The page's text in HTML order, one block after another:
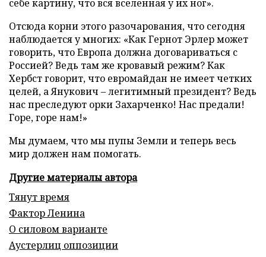
себе картину, что вся вселенная у их ног».
Отсюда корни этого разочарования, что сегодня
наблюдается у многих: «Как Гернот Эрлер может
говорить, что Европа должна договариваться с
Россией? Ведь там же кровавый режим? Как
Хербст говорит, что евромайдан не имеет четких
целей, а Янукович – легитимный президент? Ведь
нас преследуют орки Захарченко! Нас предали!
Горе, горе нам!»
Мы думаем, что мы пупы Земли и теперь весь
мир должен нам помогать.
Другие материалы автора
Тянут время
Фактор Ленина
О силовом варианте
Аустерлиц оппозиции